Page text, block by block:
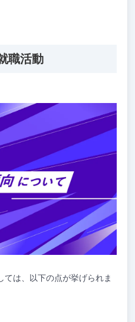
職活動
ては、以下の点が挙げられま